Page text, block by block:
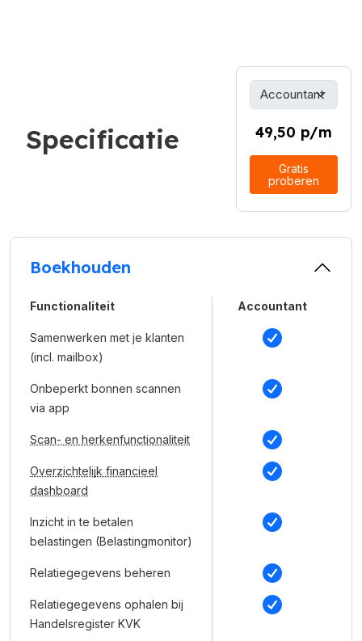
Specificatie 49,50 p/m
Gratis
proberen
Boekhouden
Functionaliteit Accountant
Samenwerken met je klanten
(incl. mailbox)
Onbeperkt bonnen scannen
via app
Scan- en herkenfunctionaliteit
Overzichtelijk financieel
dashboard
Inzicht in te betalen
belastingen (Belastingmonitor)
Relatiegegevens beheren
Relatiegegevens ophalen bij
Handelsregister KVK